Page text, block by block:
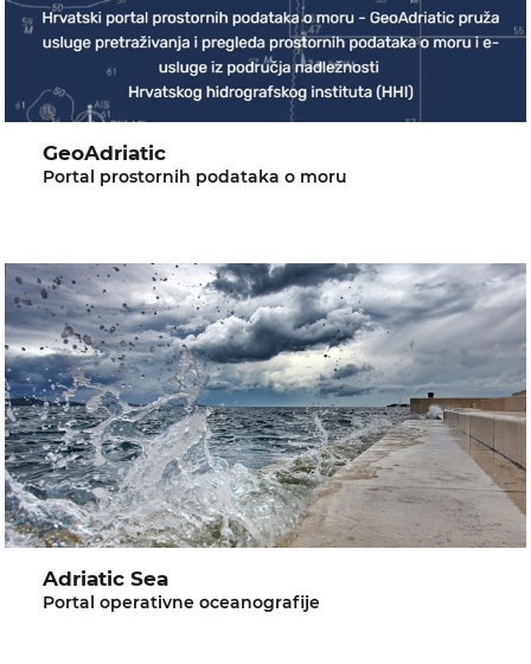
GeoAdriatic
Portal prostornih podataka o moru
Adriatic Sea
Portal operativne oceanografije